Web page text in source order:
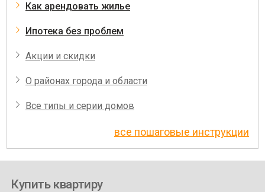
Как арендовать жилье
Ипотека без проблем
Акции и скидки
О районах города и области
Все типы и серии домов
все пошаговые инструкции
Купить квартиру